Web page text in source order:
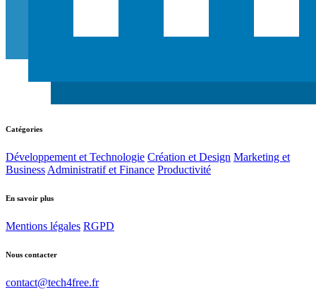
Catégories
Développement et Technologie Création et Design Marketing et
Business Administratif et Finance Productivité
En savoir plus
Mentions légales RGPD
Nous contacter
contact@tech4free.fr